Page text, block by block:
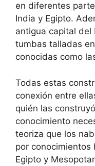
en diferentes
India y Egipto.
antigua capital del
tumbas talladas
conocidas como
Todas estas
conexión entre
quién las
conocimiento
teoriza que los
por conocimientos
Egipto y